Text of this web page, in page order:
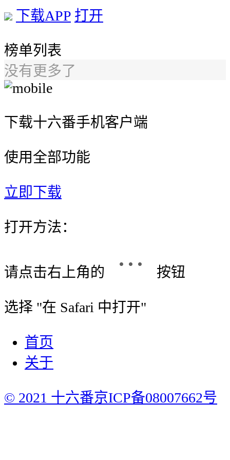
下载APP 打开
榜单列表
没有更多了
下载十六番手机客户端
使用全部功能
立即下载
打开方法：
请点击右上角的 按钮
选择 "在 Safari 中打开"
首页
关于
© 2021 十六番京ICP备08007662号